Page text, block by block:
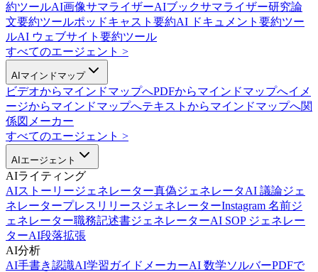
約ツールAI画像サマライザーAIブックサマライザー研究論
文要約ツールポッドキャスト要約AI ドキュメント要約ツー
ルAI ウェブサイト要約ツール
すべてのエージェント >
AIマインドマップ
ビデオからマインドマップへPDFからマインドマップへイメ
ージからマインドマップへテキストからマインドマップへ関
係図メーカー
すべてのエージェント >
AIエージェント
AIライティング
AIストーリージェネレーター真偽ジェネレータAI 議論ジェ
ネレータープレスリリースジェネレーターInstagram 名前ジ
ェネレーター職務記述書ジェネレーターAI SOP ジェネレー
ターAI段落拡張
AI分析
AI手書き認識AI学習ガイドメーカーAI 数学ソルバーPDFで